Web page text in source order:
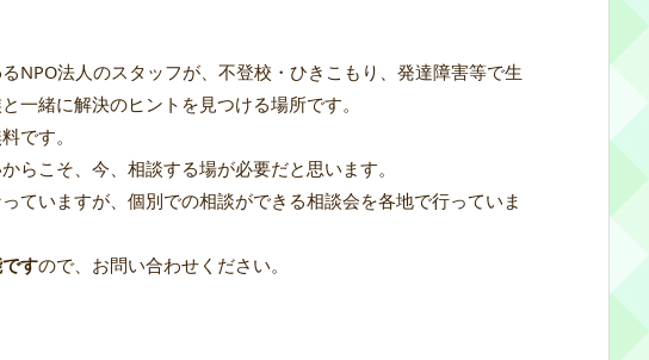
NPO法人のスタッフが、不登校・ひきこもり、発達障害等で生
一緒に解決のヒントを見つける場所です。
です。
らこそ、今、相談する場が必要だと思います。
ていますが、個別での相談ができる相談会を各地で行っていま
すので、お問い合わせください。